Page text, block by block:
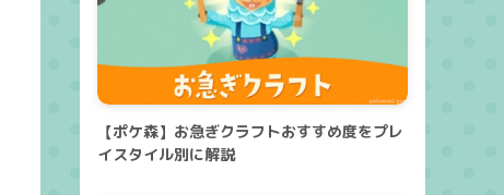
【ポケ森】お急ぎクラフトおすすめ度をプレ
イスタイル別に解説